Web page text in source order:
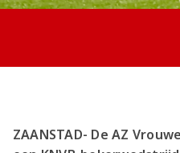
ZAANSTAD- De AZ